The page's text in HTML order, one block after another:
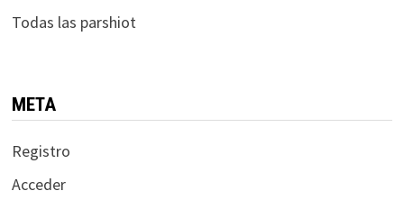
Todas las parshiot
META
Registro
Acceder